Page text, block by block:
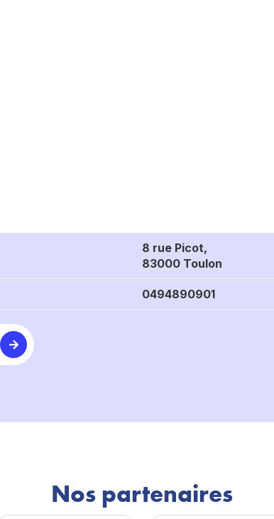
8 rue Picot,
83000 Toulon
0494890901
Nos partenaires